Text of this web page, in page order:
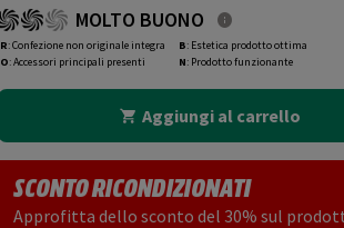
MOLTO BUONO
R: Confezione non originale integra
O: Accessori principali presenti
B: Estetica prodotto ottima
N: Prodotto funzionante
Aggiungi al carrello
SCONTO RICONDIZIONATI
Approfitta dello sconto del 30% sul